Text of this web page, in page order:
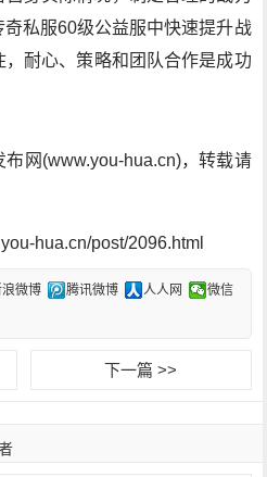
私服60级公益服中快速提升战
耐心、策略和团队合作是成功
网(www.you-hua.cn)，转载请
hua.cn/post/2096.html
微博 腾讯微博 人人网 微信
下一篇 >>